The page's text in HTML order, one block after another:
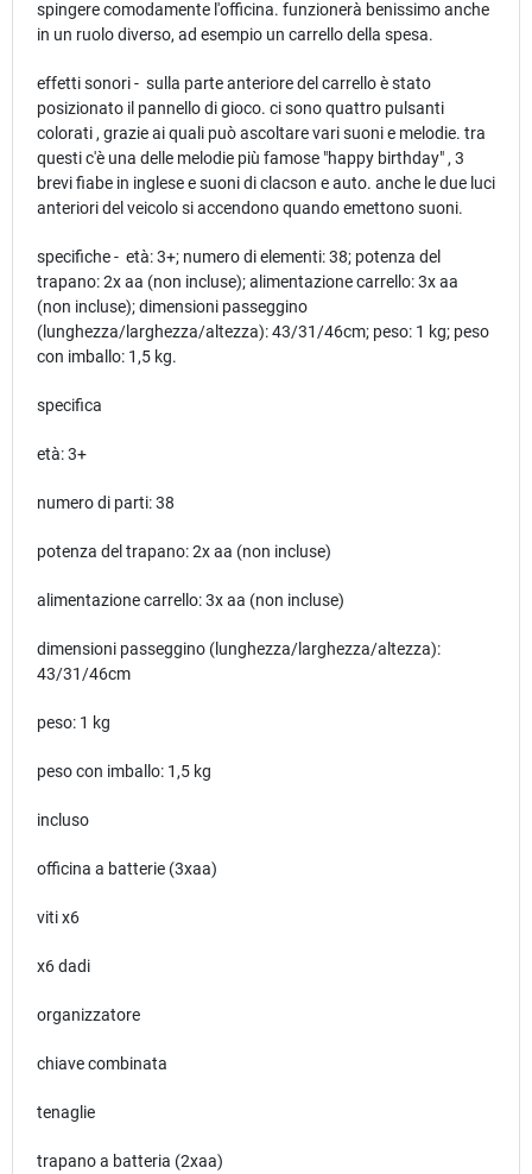
spingere comodamente l'officina. funzionerà benissimo anche
in un ruolo diverso, ad esempio un carrello della spesa.
effetti sonori - sulla parte anteriore del carrello è stato
posizionato il pannello di gioco. ci sono quattro pulsanti
colorati , grazie ai quali può ascoltare vari suoni e melodie. tra
questi c'è una delle melodie più famose "happy birthday" , 3
brevi fiabe in inglese e suoni di clacson e auto. anche le due luci
anteriori del veicolo si accendono quando emettono suoni.
specifiche - età: 3+; numero di elementi: 38; potenza del
trapano: 2x aa (non incluse); alimentazione carrello: 3x aa
(non incluse); dimensioni passeggino
(lunghezza/larghezza/altezza): 43/31/46cm; peso: 1 kg; peso
con imballo: 1,5 kg.
specifica
età: 3+
numero di parti: 38
potenza del trapano: 2x aa (non incluse)
alimentazione carrello: 3x aa (non incluse)
dimensioni passeggino (lunghezza/larghezza/altezza):
43/31/46cm
peso: 1 kg
peso con imballo: 1,5 kg
incluso
officina a batterie (3xaa)
viti x6
x6 dadi
organizzatore
chiave combinata
tenaglie
trapano a batteria (2xaa)